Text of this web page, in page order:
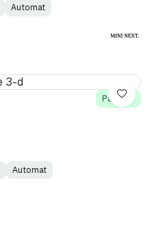
Automat
På lager
Automat
Lagre